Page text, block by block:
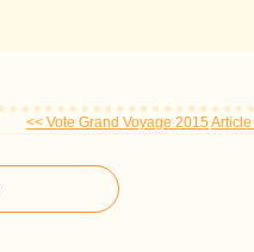
<< Vote Grand Voyage 2015